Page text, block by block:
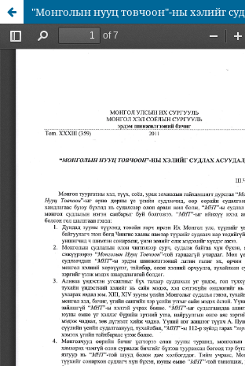
"Монголын нууц товчоон"-ны хэлийг